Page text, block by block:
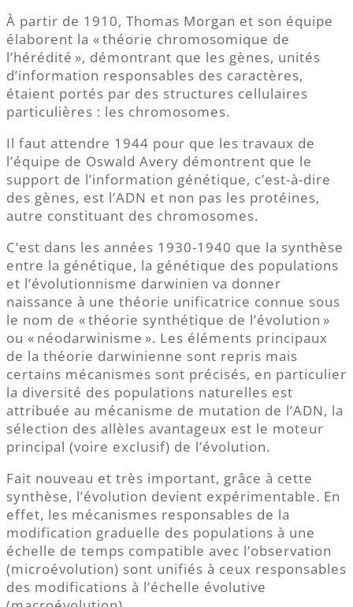
À partir de 1910, Thomas Morgan et son équipe
élaborent la « théorie chromosomique de
l’hérédité », démontrant que les gènes, unités
d’information responsables des caractères,
étaient portés par des structures cellulaires
particulières : les chromosomes.
Il faut attendre 1944 pour que les travaux de
l’équipe de Oswald Avery démontrent que le
support de l’information génétique, c’est-à-dire
des gènes, est l’ADN et non pas les protéines,
autre constituant des chromosomes.
C’est dans les années 1930-1940 que la synthèse
entre la génétique, la génétique des populations
et l’évolutionnisme darwinien va donner
naissance à une théorie unificatrice connue sous
le nom de « théorie synthétique de l’évolution »
ou « néodarwinisme ». Les éléments principaux
de la théorie darwinienne sont repris mais
certains mécanismes sont précisés, en particulier
la diversité des populations naturelles est
attribuée au mécanisme de mutation de l’ADN, la
sélection des allèles avantageux est le moteur
principal (voire exclusif) de l’évolution.
Fait nouveau et très important, grâce à cette
synthèse, l’évolution devient expérimentable. En
effet, les mécanismes responsables de la
modification graduelle des populations à une
échelle de temps compatible avec l’observation
(microévolution) sont unifiés à ceux responsables
des modifications à l’échelle évolutive